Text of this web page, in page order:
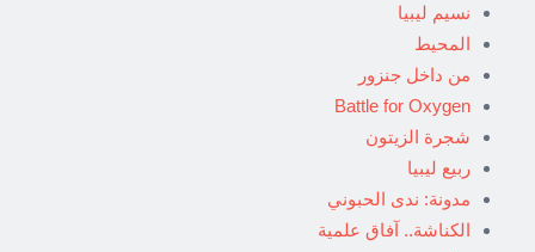
نسيم ليبيا
المحيط
من داخل جنزور
Battle for Oxygen
شجرة الزيتون
ربيع ليبيا
مدونة: ندى الحبوني
الكناشة.. آفاق علمية